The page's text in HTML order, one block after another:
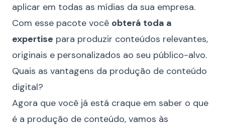
aplicar em todas as mídias da sua empresa.
Com esse pacote você obterá toda a
expertise para produzir conteúdos relevantes,
originais e personalizados ao seu público-alvo.
Quais as vantagens da produção de conteúdo
digital?
Agora que você já está craque em saber o que
é a produção de conteúdo, vamos às